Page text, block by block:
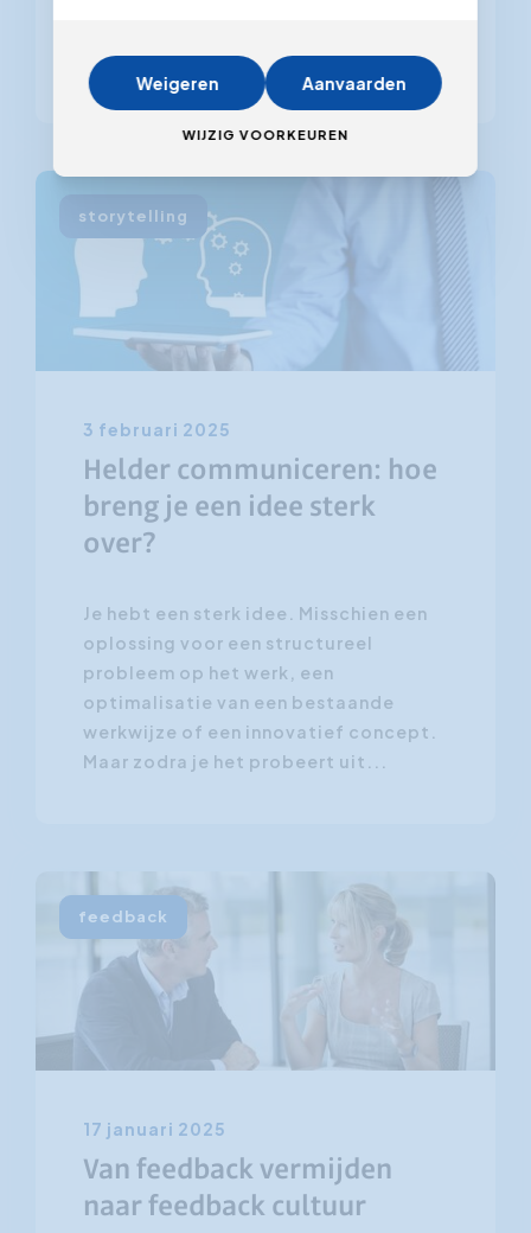
staan...
storytelling
3 februari 2025
Helder communiceren: hoe
breng je een idee sterk
over?
Je hebt een sterk idee. Misschien een
oplossing voor een structureel
probleem op het werk, een
optimalisatie van een bestaande
werkwijze of een innovatief concept.
Maar zodra je het probeert uit...
feedback
17 januari 2025
Van feedback vermijden
naar feedback cultuur
Weigeren Aanvaarden
WIJZIG VOORKEUREN